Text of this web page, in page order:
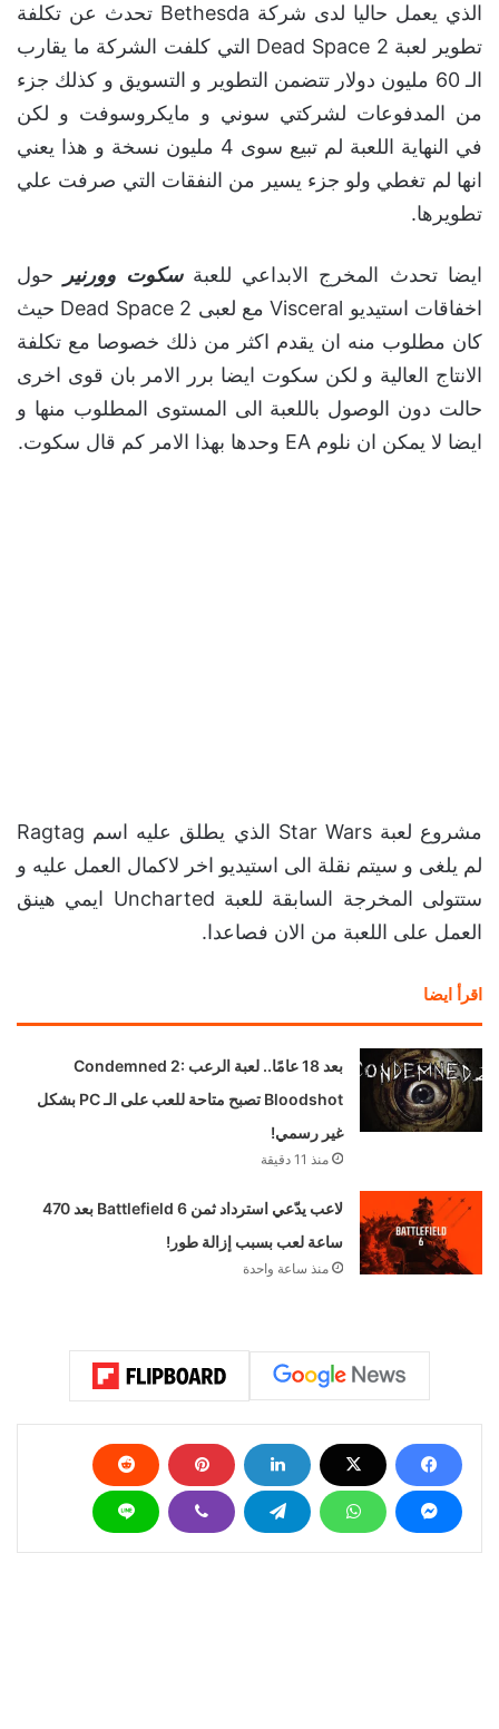
الذي يعمل حاليا لدى شركة Bethesda تحدث عن تكلفة
تطوير لعبة Dead Space 2 التي كلفت الشركة ما يقارب
الـ 60 مليون دولار تتضمن التطوير و التسويق و كذلك جزء
من المدفوعات لشركتي سوني و مايكروسوفت و لكن
في النهاية اللعبة لم تبيع سوى 4 مليون نسخة و هذا يعني
انها لم تغطي ولو جزء يسير من النفقات التي صرفت علي
تطويرها.
ايضا تحدث المخرج الابداعي للعبةسكوت وورنير
حول
اخفاقات استيديو Visceral مع لعبى Dead Space 2 حيث
كان مطلوب منه ان يقدم اكثر من ذلك خصوصا مع تكلفة
الانتاج العالية و لكن سكوت ايضا برر الامر بان قوى اخرى
حالت دون الوصول باللعبة الى المستوى المطلوب منها و
ايضا لا يمكن ان نلوم EA وحدها بهذا الامر كم قال سكوت.
مشروع لعبة Star Wars الذي يطلق عليه اسم Ragtag
لم يلغى و سيتم نقلة الى استيديو اخر لاكمال العمل عليه و
ستتولى المخرجة السابقة للعبة Uncharted ايمي هينق
العمل على اللعبة من الان فصاعدا.
اقرأ ايضا
بعد 18 عامًا.. لعبة الرعب Condemned 2:
Bloodshot تصبح متاحة للعب على الـ PC بشكل
غير رسمي!
منذ 11 دقيقة
لاعب يدّعي استرداد ثمن Battlefield 6 بعد 470
ساعة لعب بسبب إزالة طور!
منذ ساعة واحدة